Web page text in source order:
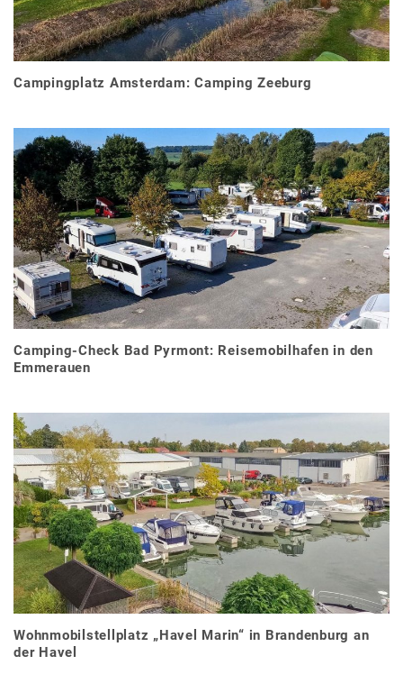
Campingplatz Amsterdam: Camping Zeeburg
Camping-Check Bad Pyrmont: Reisemobilhafen in den
Emmerauen
Wohnmobilstellplatz „Havel Marin“ in Brandenburg an
der Havel